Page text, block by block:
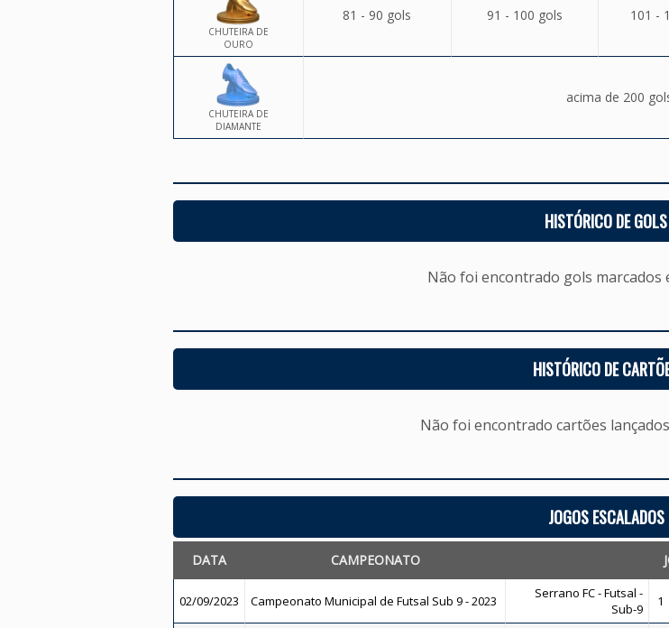
CHUTEIRA DE
OURO
81 - 90 gols 91 - 100 gols 101 -
CHUTEIRA DE
DIAMANTE
acima de 200
HISTÓRICO DE GOLS
Não foi encontrado gols marcados
HISTÓRICO DE
Não foi encontrado cartões
JOGOS ESCALADOS
DATA CAMPEONATO
02/09/2023 Campeonato Municipal de Futsal Sub 9 - 2023
Serrano FC - Futsal -
Sub-9
1